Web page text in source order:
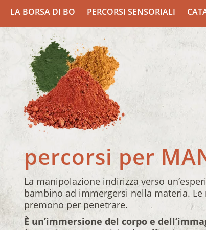
LA BORSA DI BO PERCORSI SENSORIALI
percorsi per
La manipolazione indirizza verso
bambino ad immergersi nella materia.
premono per penetrare.
È un’immersione del corpo e